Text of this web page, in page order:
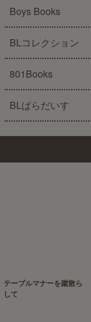
Boys Books
BLコレクション
801Books
BLぱらだいす
テーブルマナーを蹴散ら
して